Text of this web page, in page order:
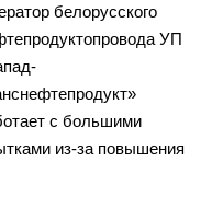
белорусского
УП
с большими
из-за повышения